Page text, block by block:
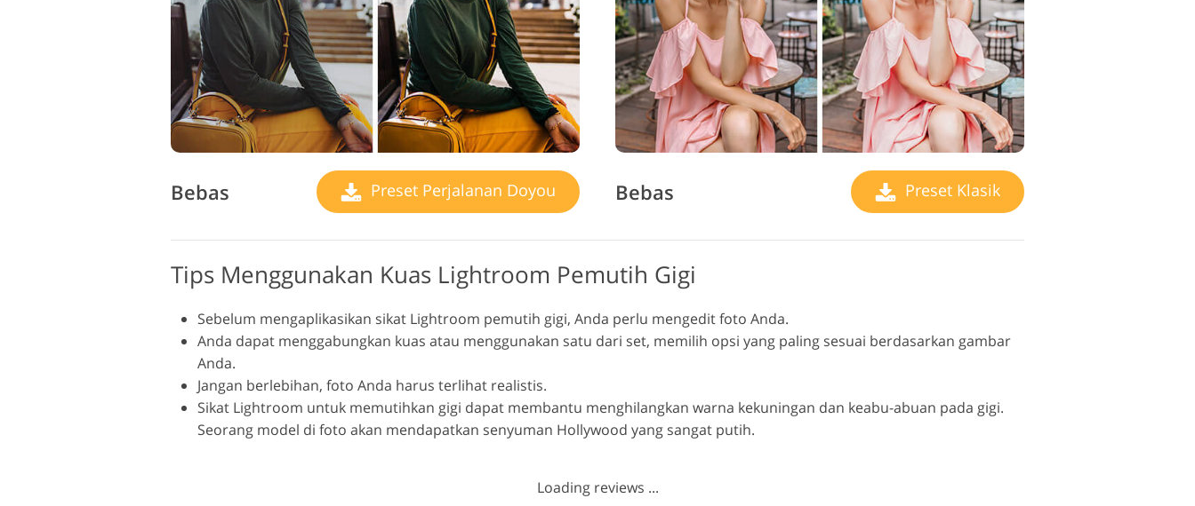
Bebas Preset Perjalanan Doyou Bebas Preset Klasik
Tips Menggunakan Kuas Lightroom Pemutih Gigi
Sebelum mengaplikasikan sikat Lightroom pemutih gigi, Anda perlu mengedit foto Anda.
Anda dapat menggabungkan kuas atau menggunakan satu dari set, memilih opsi yang paling sesuai berdasarkan gambar
Anda.
Jangan berlebihan, foto Anda harus terlihat realistis.
Sikat Lightroom untuk memutihkan gigi dapat membantu menghilangkan warna kekuningan dan keabu-abuan pada gigi.
Seorang model di foto akan mendapatkan senyuman Hollywood yang sangat putih.
Loading reviews ...